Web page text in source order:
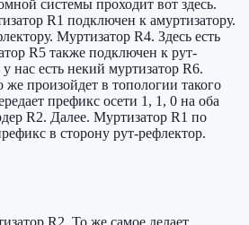
системы проходит вот здесь.
R1 подключен к амуртизатору.
Муртизатор R4. Здесь есть
R5 также подключен к рут-
нас есть некий муртизатор R6.
произойдет в топологии такого
префикс осети 1, 1, 0 на оба
R2. Далее. Муртизатор R1 по
в сторону рут-рефлектор.